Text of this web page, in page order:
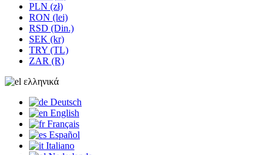
PLN (zł)
RON (lei)
RSD (Din.)
SEK (kr)
TRY (TL)
ZAR (R)
ελληνικά
Deutsch
English
Français
Español
Italiano